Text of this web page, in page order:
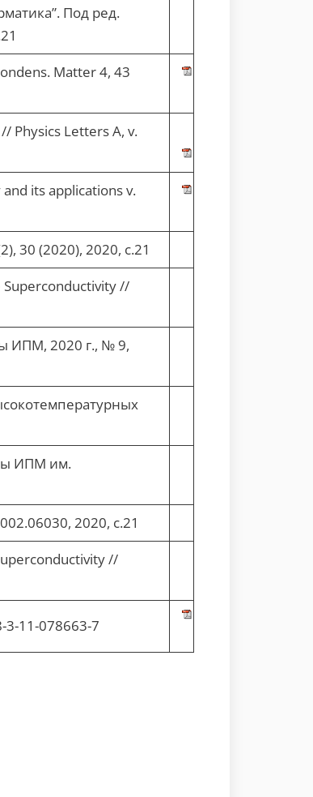
Под ред.
Matter 4, 43
Physics Letters A, v.
its applications v.
30 (2020), 2020, с.21
//
ИПМ, 2020 г., № 9,
ИПМ им.
2020, с.21
//
3-11-078663-7